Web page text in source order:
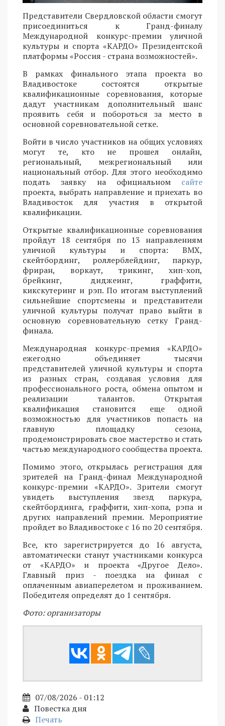
Представители Свердловской области смогут
присоединиться к Гранд-финалу
Международной конкурс-премии уличной
культуры и спорта «КАРДО» Президентской
платформы «Россия - страна возможностей».
В рамках финального этапа проекта во
Владивостоке состоятся открытые
квалификационные соревнования, которые
дадут участникам дополнительный шанс
проявить себя и побороться за место в
основной соревновательной сетке.
Войти в число участников на общих условиях
могут те, кто не прошел онлайн,
региональный, межрегиональный или
национальный отбор. Для этого необходимо
подать заявку на официальном сайте
проекта, выбрать направление и приехать во
Владивосток для участия в открытой
квалификации.
Открытые квалификационные соревнования
пройдут 18 сентября по 13 направлениям
уличной культуры и спорта: BMX,
скейтбординг, роллерблейдинг, паркур,
фриран, воркаут, трикинг, хип-хоп,
брейкинг, диджеинг, граффити,
кикскутеринг и рэп. По итогам выступлений
сильнейшие спортсмены и представители
уличной культуры получат право выйти в
основную соревновательную сетку Гранд-
финала.
Международная конкурс-премия «КАРДО»
ежегодно объединяет тысячи
представителей уличной культуры и спорта
из разных стран, создавая условия для
профессионального роста, обмена опытом и
реализации талантов. Открытая
квалификация становится еще одной
возможностью для участников попасть на
главную площадку сезона,
продемонстрировать свое мастерство и стать
частью международного сообщества проекта.
Помимо этого, открылась регистрация для
зрителей на Гранд-финал Международной
конкурс-премии «КАРДО». Зрители смогут
увидеть выступления звезд паркура,
скейтбординга, граффити, хип-хопа, рэпа и
других направлений премии. Мероприятие
пройдет во Владивостоке с 16 по 20 сентября.
Все, кто зарегистрируется до 16 августа,
автоматически станут участниками конкурса
от «КАРДО» и проекта «Другое Дело».
Главный приз - поездка на финал с
оплаченным авиаперелетом и проживанием.
Победителя определят до 1 сентября.
Фото: организаторы
07/08/2026 - 01:12
Повестка дня
Печать